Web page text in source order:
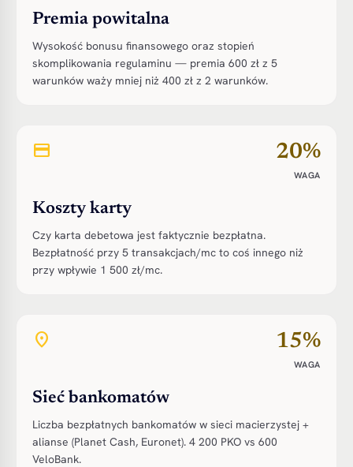
Premia powitalna
Wysokość bonusu finansowego oraz stopień
skomplikowania regulaminu — premia 600 zł z 5
warunków waży mniej niż 400 zł z 2 warunków.
credit_card 20%
WAGA
Koszty karty
Czy karta debetowa jest faktycznie bezpłatna.
Bezpłatność przy 5 transakcjach/mc to coś innego niż
przy wpływie 1 500 zł/mc.
place 15%
WAGA
Sieć bankomatów
Liczba bezpłatnych bankomatów w sieci macierzystej +
alianse (Planet Cash, Euronet). 4 200 PKO vs 600
VeloBank.